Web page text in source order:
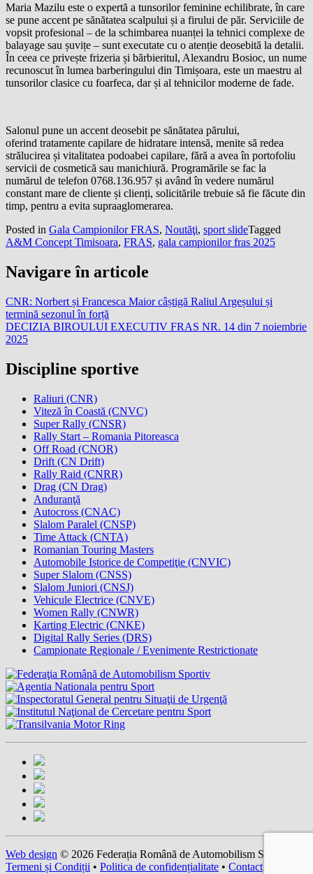
Maria Mazilu este o expertă a tunsorilor feminine echilibrate, în care
se pune accent pe sănătatea scalpului și a firului de păr. Serviciile de
vopsit profesional – de la schimbarea nuanței la tehnici complexe de
balayage sau șuvițe – sunt executate cu o atenție deosebită la detalii.
În ceea ce privește frizeria și bărbieritul, Alexandru Bosioc, un nume
recunoscut în lumea barberingului din Timișoara, este un maestru al
tunsorilor clasice cu foarfeca, dar și al tehnicilor moderne de fade.
Salonul pune un accent deosebit pe sănătatea părului,
oferind tratamente capilare de hidratare intensă, menite să redea
strălucirea și vitalitatea podoabei capilare, fără a avea în portofoliu
servicii de cosmetică sau manichiură. Programările se fac la
numărul de telefon 0768.136.957 și având în vedere numărul
constant mare de cliente și clienți, solicitările trebuie să fie făcute din
timp, pentru a evita supraaglomerarea.
Posted in Gala Campionilor FRAS, Noutăţi, sport slideTagged
A&M Concept Timisoara, FRAS, gala campionilor fras 2025
Navigare în articole
CNR: Norbert și Francesca Maior câștigă Raliul Argeșului și
termină sezonul în forță
DECIZIA BIROULUI EXECUTIV FRAS NR. 14 din 7 noiembrie
2025
Discipline sportive
Raliuri (CNR)
Viteză în Coastă (CNVC)
Super Rally (CNSR)
Rally Start – Romania Pitoreasca
Off Road (CNOR)
Drift (CN Drift)
Rally Raid (CNRR)
Drag (CN Drag)
Anduranţă
Autocross (CNAC)
Slalom Paralel (CNSP)
Time Attack (CNTA)
Romanian Touring Masters
Automobile Istorice de Competiţie (CNVIC)
Super Slalom (CNSS)
Slalom Juniori (CNSJ)
Vehicule Electrice (CNVE)
Women Rally (CNWR)
Karting Electric (CNKE)
Digital Rally Series (DRS)
Campionate Regionale / Evenimente Restrictionate
Web design © 2026 Federația Română de Automobilism Sportiv -
Termeni și Condiții • Politica de confidențialitate • Contact